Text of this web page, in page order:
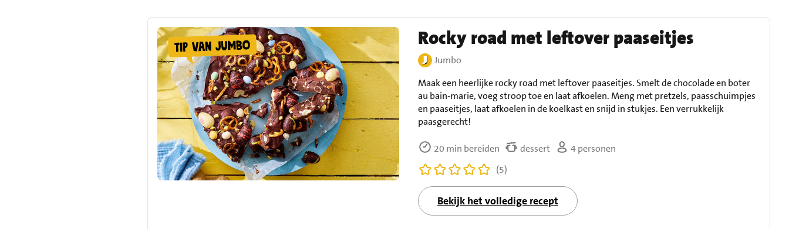
Rocky road met leftover paaseitjes
Jumbo
Maak een heerlijke rocky road met leftover paaseitjes. Smelt de chocolade en boter
au bain-marie, voeg stroop toe en laat afkoelen. Meng met pretzels, paasschuimpjes
en paaseitjes, laat afkoelen in de koelkast en snijd in stukjes. Een verrukkelijk
paasgerecht!
20 min bereiden dessert
4 personen
(5)
Bekijk het volledige recept